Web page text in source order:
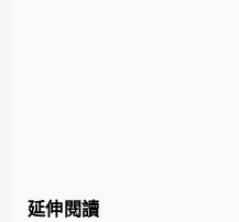
延伸閱讀